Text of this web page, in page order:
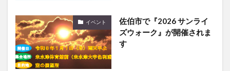
イベント
佐伯市で『2026 サンライ
ズウォーク』が開催されま
す